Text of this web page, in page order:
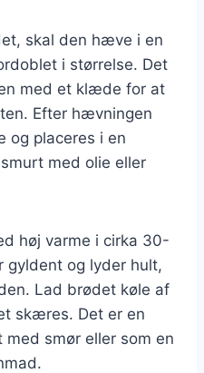
skal den hæve i en
i størrelse. Det
med et klæde for at
Efter hævningen
og placeres i en
med olie eller
høj varme i cirka 30-
gyldent og lyder hult,
Lad brødet køle af
skæres. Det er en
smør eller som en